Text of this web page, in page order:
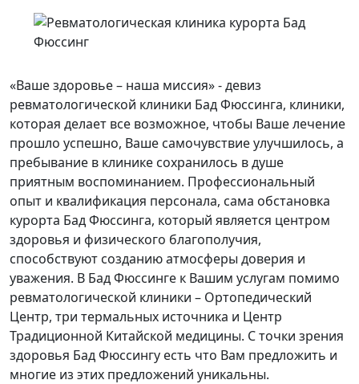
«Ваше здоровье – наша миссия» - девиз
ревматологической клиники Бад Фюссинга, клиники,
которая делает все возможное, чтобы Ваше лечение
прошло успешно, Ваше самочувствие улучшилось, а
пребывание в клинике сохранилось в душе
приятным воспоминанием. Профессиональный
опыт и квалификация персонала, сама обстановка
курорта Бад Фюссинга, который является центром
здоровья и физического благополучия,
способствуют созданию атмосферы доверия и
уважения. В Бад Фюссинге к Вашим услугам помимо
ревматологической клиники – Ортопедический
Центр, три термальных источника и Центр
Традиционной Китайской медицины. С точки зрения
здоровья Бад Фюссингу есть что Вам предложить и
многие из этих предложений уникальны.